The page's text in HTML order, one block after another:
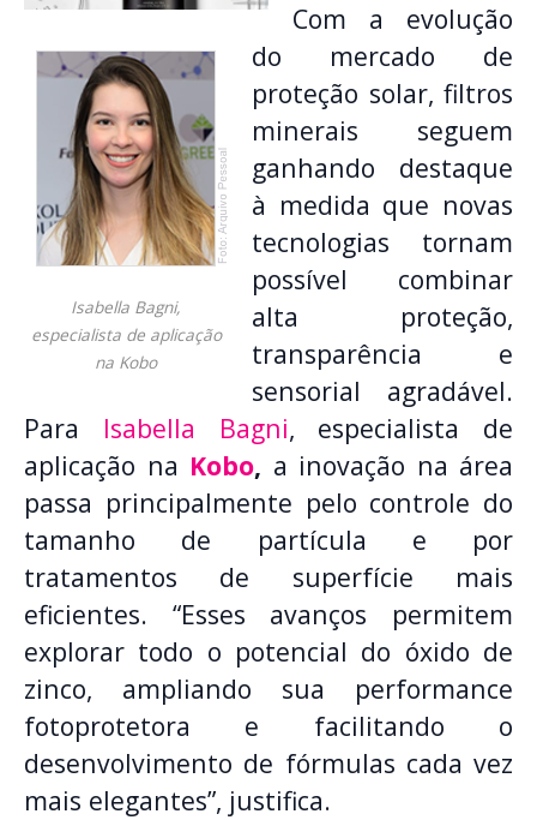
Isabella Bagni,
especialista de aplicação
na Kobo
Com a evolução
do mercado de
proteção solar, filtros
minerais seguem
ganhando destaque
à medida que novas
tecnologias tornam
possível combinar
alta proteção,
transparência e
sensorial agradável.
Para Isabella Bagni, especialista de
aplicação na Kobo, a inovação na área
passa principalmente pelo controle do
tamanho de partícula e por
tratamentos de superfície mais
eficientes. “Esses avanços permitem
explorar todo o potencial do óxido de
zinco, ampliando sua performance
fotoprotetora e facilitando o
desenvolvimento de fórmulas cada vez
mais elegantes”, justifica.